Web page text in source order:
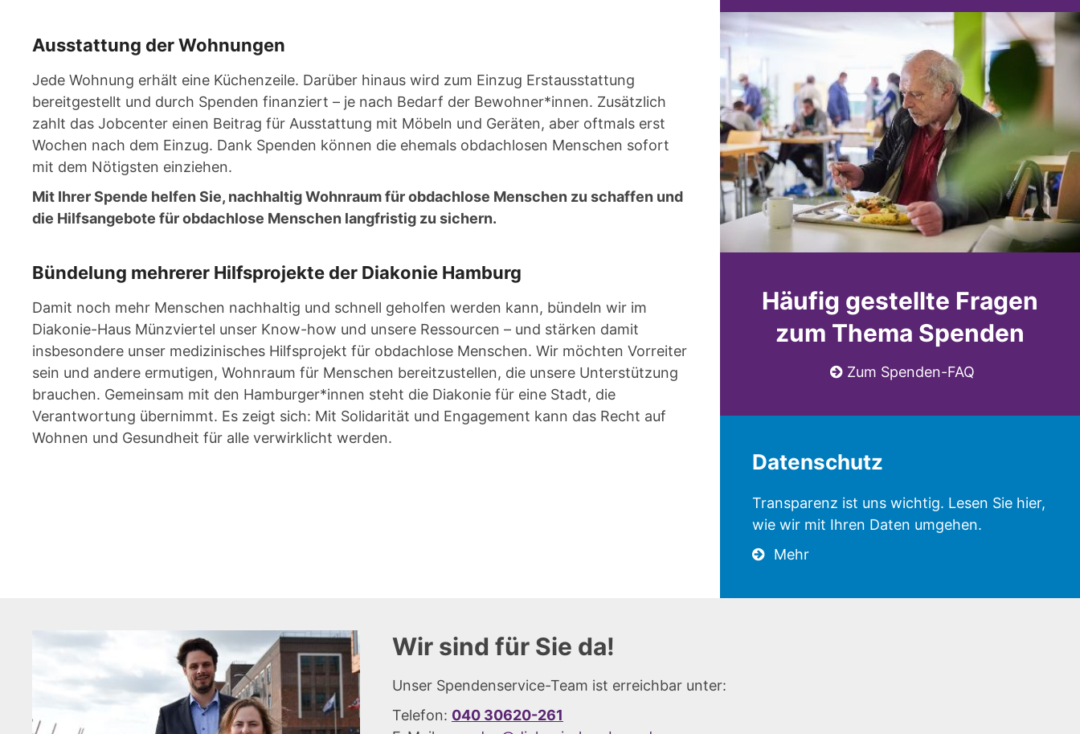
Ausstattung der Wohnungen
Jede Wohnung erhält eine Küchenzeile. Darüber hinaus wird zum Einzug Erstausstattung
bereitgestellt und durch Spenden finanziert – je nach Bedarf der Bewohner*innen. Zusätzlich
zahlt das Jobcenter einen Beitrag für Ausstattung mit Möbeln und Geräten, aber oftmals erst
Wochen nach dem Einzug. Dank Spenden können die ehemals obdachlosen Menschen sofort
mit dem Nötigsten einziehen.
Mit Ihrer Spende helfen Sie, nachhaltig Wohnraum für obdachlose Menschen zu schaffen und
die Hilfsangebote für obdachlose Menschen langfristig zu sichern.
Bündelung mehrerer Hilfsprojekte der Diakonie Hamburg
Damit noch mehr Menschen nachhaltig und schnell geholfen werden kann, bündeln wir im
Diakonie-Haus Münzviertel unser Know-how und unsere Ressourcen – und stärken damit
insbesondere unser medizinisches Hilfsprojekt für obdachlose Menschen. Wir möchten Vorreiter
sein und andere ermutigen, Wohnraum für Menschen bereitzustellen, die unsere Unterstützung
brauchen. Gemeinsam mit den Hamburger*innen steht die Diakonie für eine Stadt, die
Verantwortung übernimmt. Es zeigt sich: Mit Solidarität und Engagement kann das Recht auf
Wohnen und Gesundheit für alle verwirklicht werden.
Häufig gestellte Fragen
zum Thema Spenden
Zum Spenden-FAQ
Datenschutz
Transparenz ist uns wichtig. Lesen Sie hier,
wie wir mit Ihren Daten umgehen.
Mehr
Wir sind für Sie da!
Unser Spendenservice-Team ist erreichbar unter:
Telefon: 040 30620-261